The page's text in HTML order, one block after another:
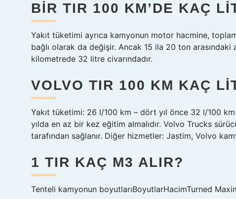
BIR TIR 100 KM’DE KAÇ
Yakıt tüketimi ayrıca kamyonun motor hacmine,
bağlı olarak da değişir. Ancak 15 ila 20 ton
kilometrede 32 litre civarındadır.
VOLVO TIR 100 KM KAÇ
Yakıt tüketimi: 26 l/100 km – dört yıl önce 32 l/100 km
yılda en az bir kez eğitim almalıdır. Volvo Trucks
tarafından sağlanır. Diğer hizmetler: Jastim, Volvo
1 TIR KAÇ M3 ALIR?
Tenteli kamyonun boyutlarıBoyutlarHacimTurned